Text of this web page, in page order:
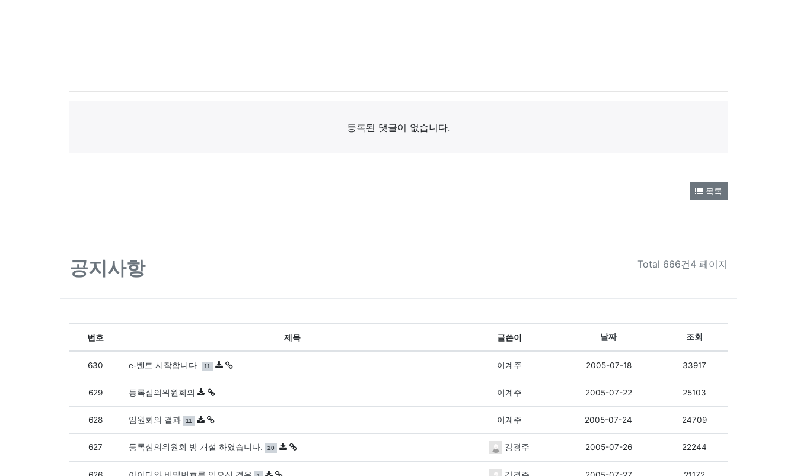
등록된 댓글이 없습니다.
목록
공지사항 Total 666건4 페이지
번호 제목 글쓴이 날짜 조회
630 e-벤트 시작합니다. 댓글
11 개 이계주 2005-07-18 33917
629 등록심의위원회의 이계주 2005-07-22 25103
628 임원회의 결과 댓글
11 개 이계주 2005-07-24 24709
627 등록심의위원회 방 개설 하였습니다. 댓글
20 개 강경주 2005-07-26 22244